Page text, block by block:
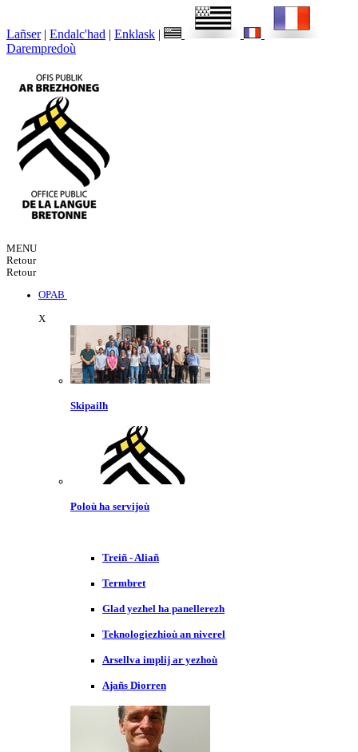
Lañser | Endalc'had | Enklask |
Darempredoù
MENU
Retour
Retour
OPAB
X
Skipailh
Poloù ha servijoù
Treiñ - Aliañ
Termbret
Glad yezhel ha panellerezh
Teknologiezhioù an niverel
Arsellva implij ar yezhoù
Ajañs Diorren